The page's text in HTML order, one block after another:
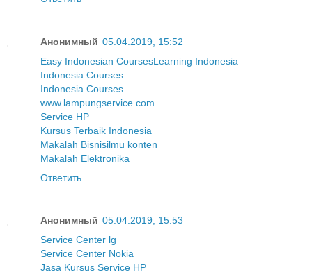
Анонимный 05.04.2019, 15:52
Easy Indonesian CoursesLearning Indonesia
Indonesia Courses
Indonesia Courses
www.lampungservice.com
Service HP
Kursus Terbaik Indonesia
Makalah Bisnisilmu konten
Makalah Elektronika
Ответить
Анонимный 05.04.2019, 15:53
Service Center lg
Service Center Nokia
Jasa Kursus Service HP